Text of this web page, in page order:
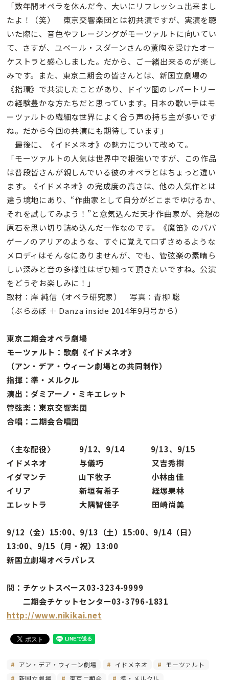
「数年間オペラを休んだ今、大いにリフレッシュ出来まし
たよ！（笑） 東京交響楽団とは初共演ですが、実演を聴
いた際に、音色やフレージングがモーツァルトに向いてい
て、さすが、ユベール・スダーンさんの薫陶を受けたオー
ケストラと感心しました。だから、ご一緒出来るのが楽し
みです。また、東京二期会の皆さんとは、新国立劇場の
《指環》で共演したことがあり、ドイツ圏のレパートリー
の経験豊かな方たちだと思っています。日本の歌い手はモ
ーツァルトの繊細な世界によく合う声の持ち主が多いです
ね。だから今回の共演にも期待しています」
最後に、《イドメネオ》の魅力について改めて。
「モーツァルトの人気は世界中で根強いですが、この作品
は普段皆さんが親しんでいる彼のオペラとはちょっと違い
ます。《イドメネオ》の完成度の高さは、他の人気作とは
違う境地にあり、“作曲家として自分がどこまでゆけるか、
それを試してみよう！”と意気込んだ天才作曲家が、発想の
原石を思い切り詰め込んだ一作なのです。《魔笛》のパパ
ゲーノのアリアのような、すぐに覚えて口ずさめるような
メロディはそんなにありませんが、でも、管弦楽の素晴ら
しい深みと音の多様性はぜひ知って頂きたいですね。公演
をどうぞお楽しみに！」
取材：岸 純信（オペラ研究家） 写真：青柳 聡
（ぶらあぼ ＋ Danza inside 2014年9月号から）
東京二期会オペラ劇場
モーツァルト：歌劇《イドメネオ》
（アン・デア・ウィーン劇場との共同制作）
指揮：準・メルクル
演出：ダミアーノ・ミキエレット
管弦楽：東京交響楽団
合唱：二期会合唱団
〈主な配役〉 9/12、9/14 9/13、9/15
イドメネオ 与儀巧 又吉秀樹
イダマンテ 山下牧子 小林由佳
イリア 新垣有希子 経塚果林
エレットラ 大隅智佳子 田崎尚美
9/12（金）15:00、9/13（土）15:00、9/14（日）
13:00、9/15（月・祝）13:00
新国立劇場オペラパレス
問：チケットスペース03-3234-9999
二期会チケットセンター03-3796-1831
http://www.nikikai.net
アン・デア・ウィーン劇場 イドメネオ
モーツァルト